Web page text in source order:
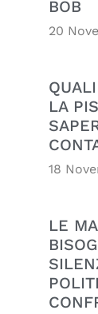
BOB
20
LA
18
LE